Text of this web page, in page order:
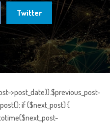
Twitter
>post_date)).$previous_post-
if ($next_post) {